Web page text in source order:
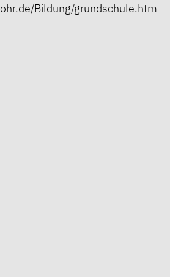
Bildung/grundschule.htm